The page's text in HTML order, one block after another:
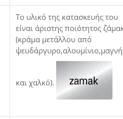
Το υλικό της κατασκευής του
είναι άριστης ποιότητος
(κράμα μετάλλου από
και χαλκό).